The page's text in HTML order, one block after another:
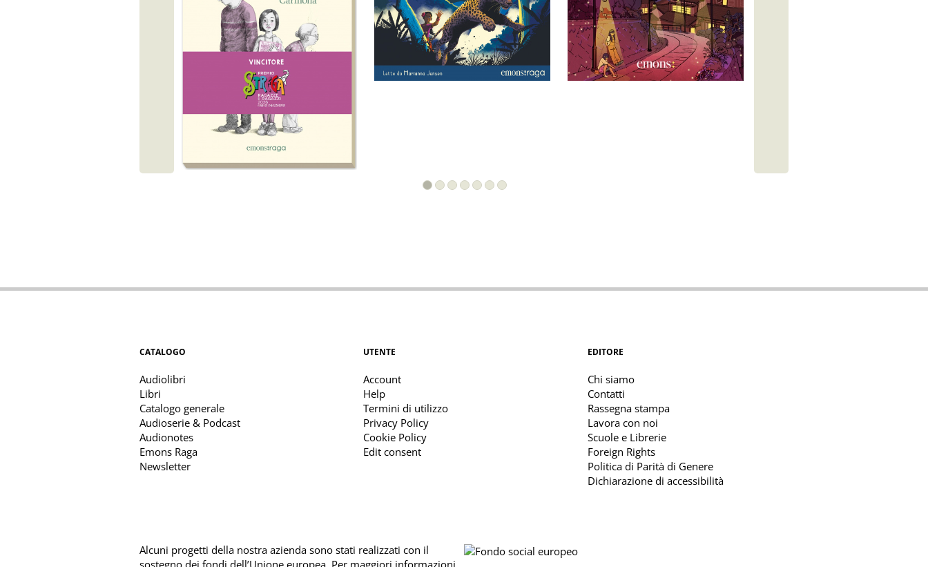
CATALOGO
Audiolibri
Libri
Catalogo generale
Audioserie & Podcast
Audionotes
Emons Raga
Newsletter
UTENTE
Account
Help
Termini di utilizzo
Privacy Policy
Cookie Policy
Edit consent
EDITORE
Chi siamo
Contatti
Rassegna stampa
Lavora con noi
Scuole e Librerie
Foreign Rights
Politica di Parità di Genere
Dichiarazione di accessibilità
Alcuni progetti della nostra azienda sono stati realizzati con il